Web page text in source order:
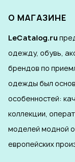
О МАГАЗИНЕ
LeCatalog.ru
одежду, обувь,
брендов по
одежды был
особенностей:
коллекции,
моделей модной
европейских